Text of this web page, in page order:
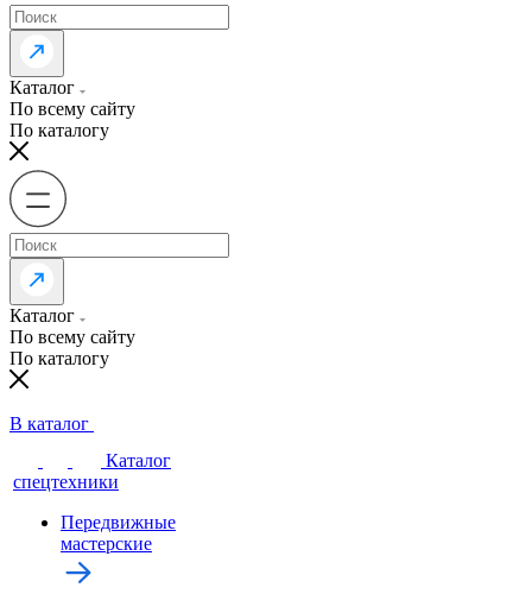
Каталог
По всему сайту
По каталогу
Каталог
По всему сайту
По каталогу
В каталог
Каталог
спецтехники
Передвижные
мастерские